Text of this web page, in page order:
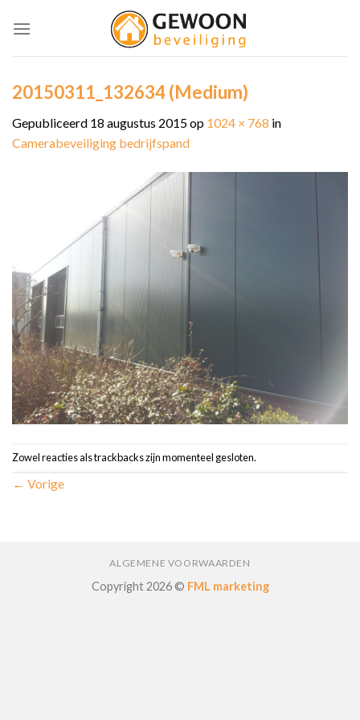
20150311_132634 (Medium)
Gepubliceerd 18 augustus 2015op 1024 × 768 in
Camerabeveiliging bedrijfspand
Zowel reacties als trackbacks zijn momenteel gesloten.
← Vorige
ALGEMENE VOORWAARDEN
Copyright 2026 © FML marketing